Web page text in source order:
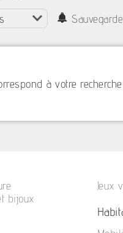
à votre recherche
bijoux
Jeux